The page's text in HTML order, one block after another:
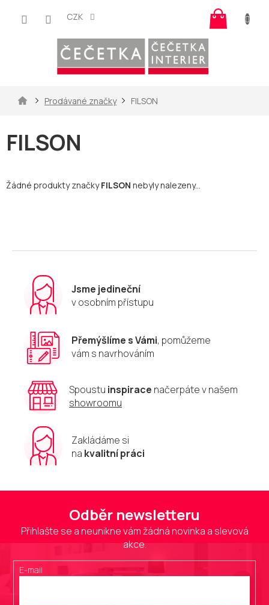
CZK
košík
DomůProdávané značky FILSON
FILSON
Žádné produkty značkyFILSON nebyly nalezeny...
Jsme jedineční
v osobním přístupu
Přemýšlíme s Vámi, pomůžeme
vám s navrhováním
Spoustu inspirace načerpáte v našem
showroomu
Zakládáme si
na kvalitní práci
Odběr newsletteru
Přihlašte se a neunikne vám žádná novinka a slevová
akce.
E-mail